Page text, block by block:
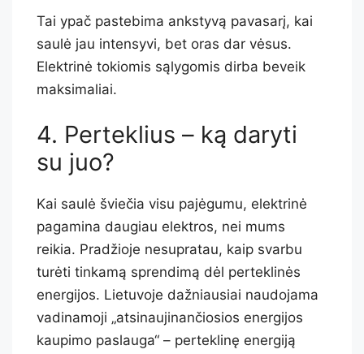
Tai ypač pastebima ankstyvą pavasarį, kai
saulė jau intensyvi, bet oras dar vėsus.
Elektrinė tokiomis sąlygomis dirba beveik
maksimaliai.
4. Perteklius – ką daryti
su juo?
Kai saulė šviečia visu pajėgumu, elektrinė
pagamina daugiau elektros, nei mums
reikia. Pradžioje nesupratau, kaip svarbu
turėti tinkamą sprendimą dėl perteklinės
energijos. Lietuvoje dažniausiai naudojama
vadinamoji „atsinaujinančiosios energijos
kaupimo paslauga“ – perteklinę energiją